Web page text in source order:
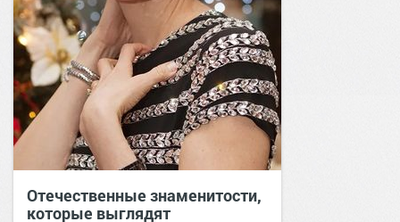
Отечественные знаменитости,
которые выглядят